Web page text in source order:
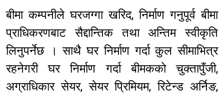
बीमा कम्पनीले घरजग्गा खरिद, निर्माण गनुपूर्व बीमा
प्राधिकरणबाट सैद्दान्तिक तथा अन्तिम स्वीकृति
लिनुपर्नेछ । साथै घर निर्माण गर्दा कुल सीमाभित्र
रहनेगरी घर निर्माण गर्दा बीमकको चुक्तापुँजी,
अग्राधिकार सेयर, सेयर प्रिमियम, रिटेन्ड अर्निङ,